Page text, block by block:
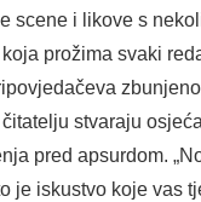
scene i likove s
prožima svaki
stvaraju
pred apsurdom.
je iskustvo koje vas